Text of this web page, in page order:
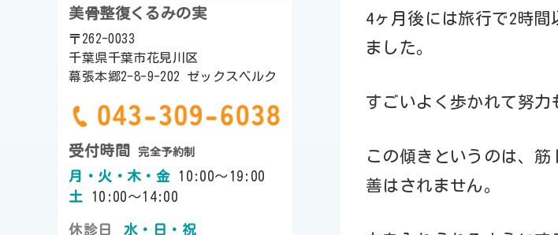
4ヶ月後には旅行で2時
ました。
すごいよく歩かれて努力
この傾きというのは、
善はされません。
美骨整復くるみの実
〒262-0033
千葉県千葉市花見川区
幕張本郷2-8-9-202 ゼックスベルク
受付時間 完全予約制
月・火・木・金
10:00～19:00
土
10:00～14:00
休診日 水・日・祝